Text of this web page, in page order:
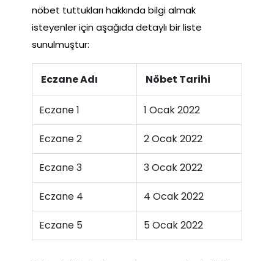
nöbet tuttukları hakkında bilgi almak
isteyenler için aşağıda detaylı bir liste
sunulmuştur:
Eczane Adı Nöbet Tarihi
Eczane 1 1 Ocak 2022
Eczane 2 2 Ocak 2022
Eczane 3 3 Ocak 2022
Eczane 4 4 Ocak 2022
Eczane 5 5 Ocak 2022